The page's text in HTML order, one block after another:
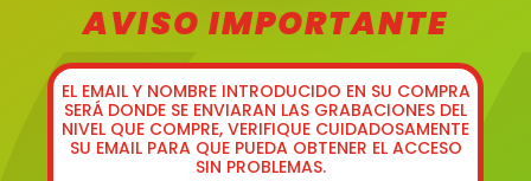
AVISO IMPORTANTE
EL EMAIL Y NOMBRE INTRODUCIDO EN SU COMPRA
SERÁ DONDE SE ENVIARAN LAS GRABACIONES DEL
NIVEL QUE COMPRE, VERIFIQUE CUIDADOSAMENTE
SU EMAIL PARA QUE PUEDA OBTENER EL ACCESO
SIN PROBLEMAS.